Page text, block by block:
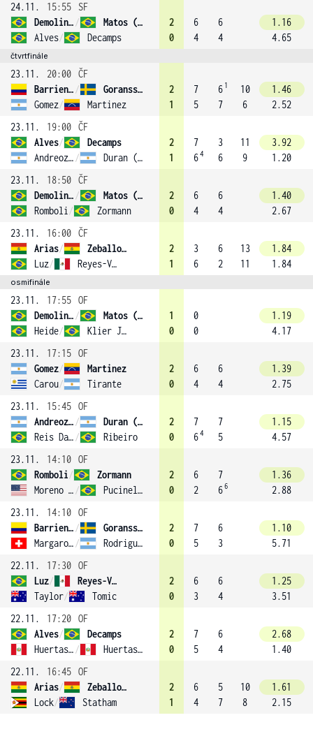
24.11.
15:55
SF
Demoliner /
Matos (1)
Alves/ Decamps
2
0
6
4
6
4
1.16
4.65
čtvrtfinále
23.11. 20:00 ČF
Barrientos /
Goransson (2)
Gomez/ Martinez
2
1
7
5
6 1
7
10
6
1.46
2.52
23.11.
19:00 ČF
Alves/
Decamps
Andreozzi / Duran (3)
2
1
7
64
3
6
11
9
3.92
1.20
23.11.
18:50 ČF
Demoliner /
Matos (1)
Romboli / Zormann
2
0
6
4
6
4
1.40
2.67
23.11.
16:00 ČF
Arias/
Zeballos (4)
Luz/ Reyes-Varela
2
1
3
6
6
2
13
11
1.84
1.84
osmifinále
23.11. 17:55 OF
Demoliner /
Matos (1)
Heide/ Klier Junior
1
0
0
0
1.19
4.17
23.11.
17:15 OF
Gomez/
Martinez
Carou/ Tirante
2
0
6
4
6
4
1.39
2.75
23.11.
15:45 OF
Andreozzi /
Duran (3)
Reis Da Silva / Ribeiro
2
0
7
64
7
5
1.15
4.57
23.11.
14:10 OF
Romboli/
Zormann
Moreno De Alboran / Pucinelli De Almeida
2
0
6
2
7
66
1.36
2.88
23.11.
14:10 OF
Barrientos /
Goransson (2)
Margaroli / Rodriguez Taverna
2
0
7
5
6
3
1.10
5.71
22.11.
17:30 OF
Luz/
Reyes-Varela
Taylor/ Tomic
2
0
6
3
6
4
1.25
3.51
22.11.
17:20 OF
Alves/
Decamps
Huertas Del Pino / Huertas Del Pino
2
0
7
5
6
4
2.68
1.40
22.11.
16:45 OF
Arias/
Zeballos (4)
Lock/ Statham
2
1
6
4
5
7
10
8
1.61
2.15